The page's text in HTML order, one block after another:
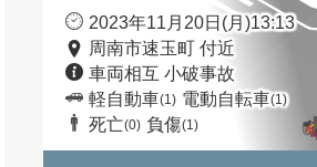
2023年11月20日(月)13:13
周南市速玉町 付近
車両相互 小破事故
軽自動車(1) 電動自転車(1)
死亡(0) 負傷(1)